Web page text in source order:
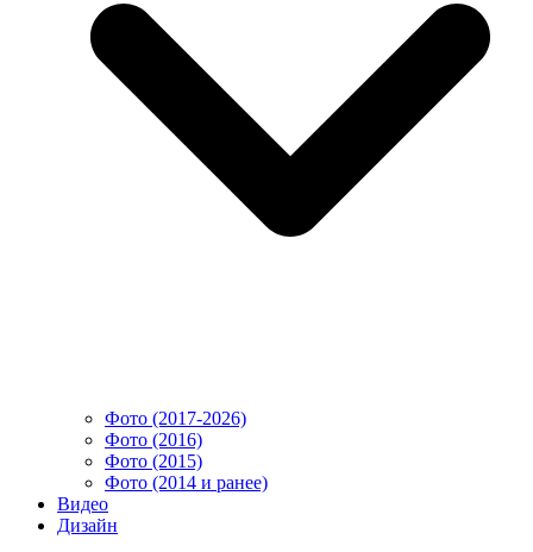
Фото (2017-2026)
Фото (2016)
Фото (2015)
Фото (2014 и ранее)
Видео
Дизайн